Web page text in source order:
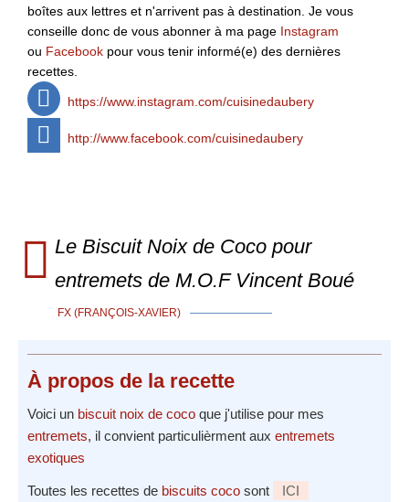
boîtes aux lettres et n'arrivent pas à destination. Je vous
conseille donc de vous abonner à ma page Instagram
ou Facebook pour vous tenir informé(e) des dernières
recettes.
https://www.instagram.com/cuisinedaubery
http://www.facebook.com/cuisinedaubery
Le Biscuit Noix de Coco pour
entremets de M.O.F Vincent Boué
FX (FRANÇOIS-XAVIER)
À propos de la recette
Voici un biscuit noix de coco que j'utilise pour mes
entremets, il convient particulièrment aux entremets
exotiques
Toutes les recettes de biscuits coco sont ICI